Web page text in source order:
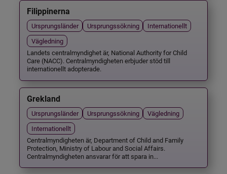
Filippinerna
Ursprungsländer Ursprungssökning
Internationellt
Vägledning
Landets centralmyndighet är, National Authority for Child
Care (NACC). Centralmyndigheten erbjuder stöd till
internationellt adopterade.
Grekland
Ursprungsländer Ursprungssökning
Vägledning
Internationellt
Centralmyndigheten är, Department of Child and Family
Protection, Ministry of Labour and Social Affairs.
Centralmyndigheten ansvarar för att spara in...